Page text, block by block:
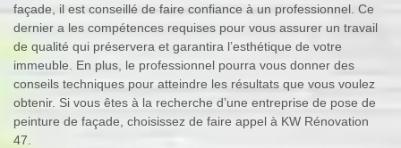
façade, il est conseillé de faire confiance à un professionnel. Ce
dernier a les compétences requises pour vous assurer un travail
de qualité qui préservera et garantira l’esthétique de votre
immeuble. En plus, le professionnel pourra vous donner des
conseils techniques pour atteindre les résultats que vous voulez
obtenir. Si vous êtes à la recherche d’une entreprise de pose de
peinture de façade, choisissez de faire appel à KW Rénovation
47.